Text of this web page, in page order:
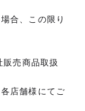
合、この限り
販売商品取扱
店舗様にてご